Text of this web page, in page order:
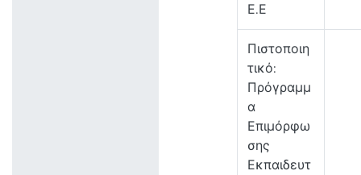
Ε.Ε
Πιστοποιη
τικό:
Πρόγραμμ
α
Επιμόρφω
σης
Εκπαιδευτ